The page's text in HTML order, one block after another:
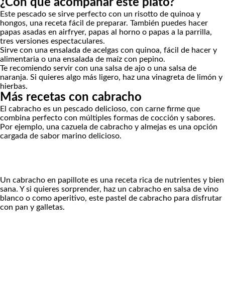
¿Con que acompañar este plato?
Este pescado se sirve perfecto con un risotto de quinoa y
hongos, una receta fácil de preparar. También puedes hacer
papas asadas en airfryer, papas al horno o papas a la parrilla,
tres versiones espectaculares.
Sirve con una ensalada de acelgas con quinoa, fácil de hacer y
alimentaria o una ensalada de maíz con pepino.
Te recomiendo servir con una salsa de ajo o una salsa de
naranja. Si quieres algo más ligero, haz una vinagreta de limón y
hierbas.
Más recetas con cabracho
El cabracho es un pescado delicioso, con carne firme que
combina perfecto con múltiples formas de cocción y sabores.
Por ejemplo, una cazuela de cabracho y almejas es una opción
cargada de sabor marino delicioso.
Un cabracho en papillote es una receta rica de nutrientes y bien
sana. Y si quieres sorprender, haz un cabracho en salsa de vino
blanco o como aperitivo, este pastel de cabracho para disfrutar
con pan y galletas.